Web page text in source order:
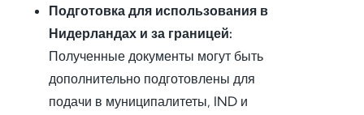
Подготовка для использования в
Нидерландах и за границей:
Полученные документы могут быть
дополнительно подготовлены для
подачи в муниципалитеты, IND и